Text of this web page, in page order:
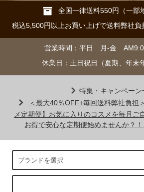
全国一律送料550円（一部
税込5,500円以上お買い上げで送料弊社負
営業時間：平日 月-金
休業日：土日祝日（夏期、年末
特集・キャンペーン
＜最大40％OFF+毎回送料弊社負担
メ定期便】お気に入りのコスメを毎月ご
お得で安心な定期便始めませんか？